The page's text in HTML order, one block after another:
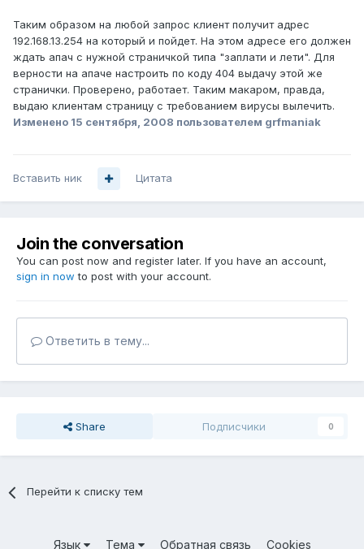
Таким образом на любой запрос клиент получит адрес
192.168.13.254 на который и пойдет. На этом адресе его должен
ждать апач с нужной страничкой типа "заплати и лети". Для
верности на апаче настроить по коду 404 выдачу этой же
странички. Проверено, работает. Таким макаром, правда,
выдаю клиентам страницу с требованием вирусы вылечить.
Изменено 15 сентября, 2008 пользователем grfmaniak
Вставить ник Цитата
Join the conversation
You can post now and register later. If you have an account,
sign in now to post with your account.
Ответить в тему...
Share Подписчики 0
Перейти к списку тем
Язык Тема Обратная связь Cookies